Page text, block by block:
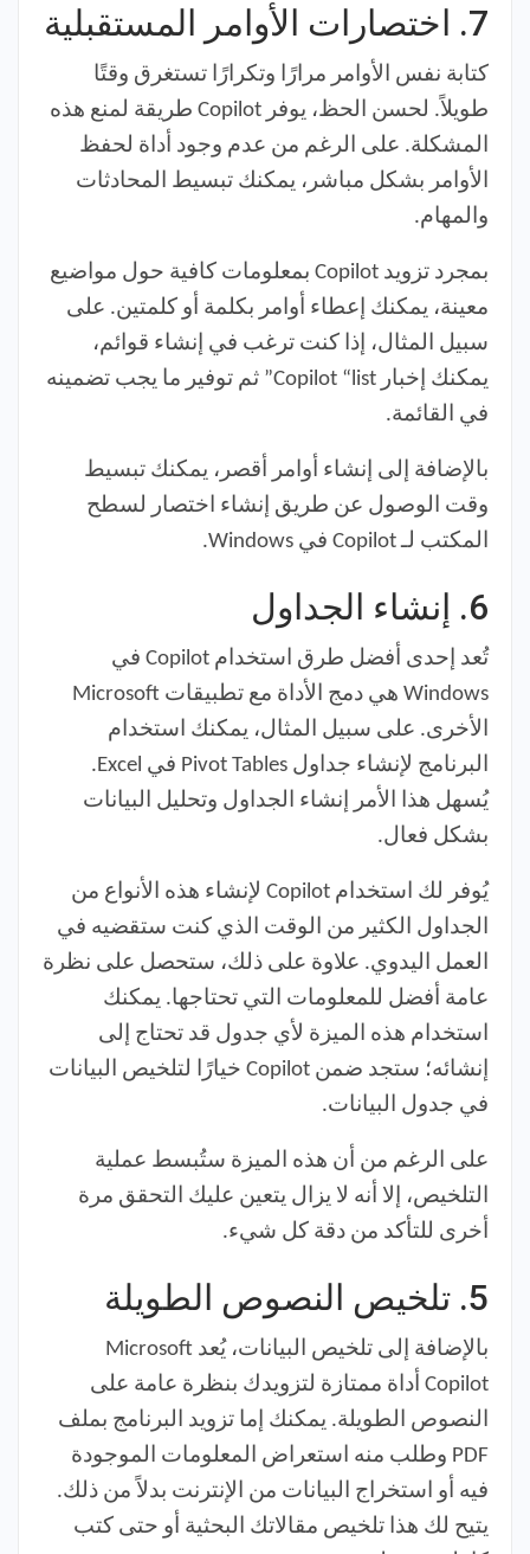
7. اختصارات الأوامر المستقبلية
كتابة نفس الأوامر مرارًا وتكرارًا تستغرق وقتًا
طويلاً. لحسن الحظ، يوفر Copilot طريقة لمنع هذه
المشكلة. على الرغم من عدم وجود أداة لحفظ
الأوامر بشكل مباشر، يمكنك تبسيط المحادثات
والمهام.
بمجرد تزويد Copilot بمعلومات كافية حول مواضيع
معينة، يمكنك إعطاء أوامر بكلمة أو كلمتين. على
سبيل المثال، إذا كنت ترغب في إنشاء قوائم،
يمكنك إخبار Copilot “list” ثم توفير ما يجب تضمينه
في القائمة.
بالإضافة إلى إنشاء أوامر أقصر، يمكنك تبسيط
وقت الوصول عن طريق إنشاء اختصار لسطح
المكتب لـ Copilot في Windows.
6. إنشاء الجداول
تُعد إحدى أفضل طرق استخدام Copilot في
Windows هي دمج الأداة مع تطبيقات Microsoft
الأخرى. على سبيل المثال، يمكنك استخدام
البرنامج لإنشاء جداول Pivot Tables في Excel.
يُسهل هذا الأمر إنشاء الجداول وتحليل البيانات
بشكل فعال.
يُوفر لك استخدام Copilot لإنشاء هذه الأنواع من
الجداول الكثير من الوقت الذي كنت ستقضيه في
العمل اليدوي. علاوة على ذلك، ستحصل على نظرة
عامة أفضل للمعلومات التي تحتاجها. يمكنك
استخدام هذه الميزة لأي جدول قد تحتاج إلى
إنشائه؛ ستجد ضمن Copilot خيارًا لتلخيص البيانات
في جدول البيانات.
على الرغم من أن هذه الميزة ستُبسط عملية
التلخيص، إلا أنه لا يزال يتعين عليك التحقق مرة
أخرى للتأكد من دقة كل شيء.
5. تلخيص النصوص الطويلة
بالإضافة إلى تلخيص البيانات، يُعد Microsoft
Copilot أداة ممتازة لتزويدك بنظرة عامة على
النصوص الطويلة. يمكنك إما تزويد البرنامج بملف
PDF وطلب منه استعراض المعلومات الموجودة
فيه أو استخراج البيانات من الإنترنت بدلاً من ذلك.
يتيح لك هذا تلخيص مقالاتك البحثية أو حتى كتب